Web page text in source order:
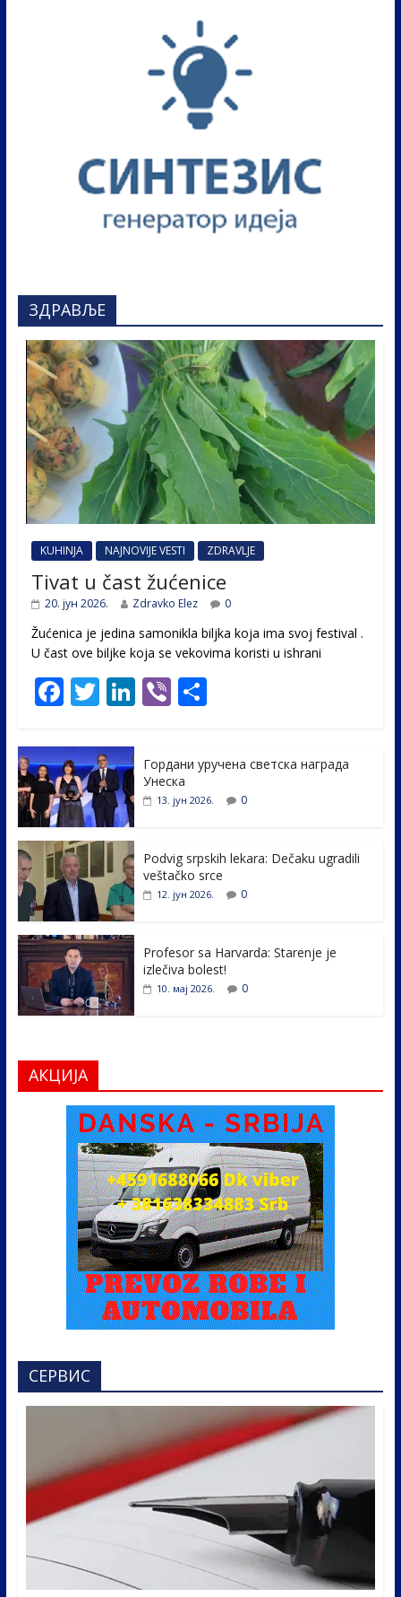
ЗДРАВЉЕ
KUHINJA NAJNOVIJE VESTI ZDRAVLJE
Tivat u čast žućenice
20. јун 2026. Zdravko Elez 0
Žućenica je jedina samonikla biljka koja ima svoj festival .
U čast ovе biljke koja se vekovima koristi u ishrani
F
e
b
o
o
k
T
itt
er
Li
e
dI
Vi S
e
Гордани уручена светска награда
Унеска
13. јун 2026. 0
Podvig srpskih lekara: Dečaku ugradili
veštačko srce
12. јун 2026. 0
Profesor sa Harvarda: Starenje je
izlečiva bolest!
10. мај 2026. 0
АКЦИЈА
СЕРВИС